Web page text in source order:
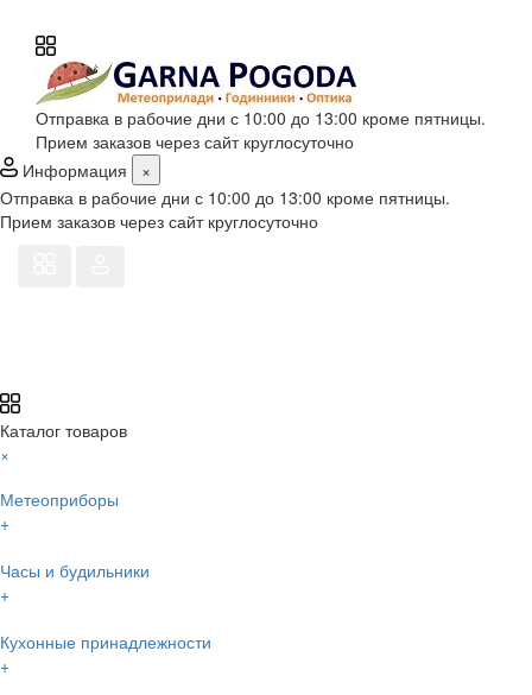
Отправка в рабочие дни с 10:00 до 13:00 кроме пятницы.
Прием заказов через сайт круглосуточно
Информация
×
Отправка в рабочие дни с 10:00 до 13:00 кроме пятницы.
Прием заказов через сайт круглосуточно
Каталог товаров
×
Метеоприборы
+
Часы и будильники
+
Кухонные принадлежности
+